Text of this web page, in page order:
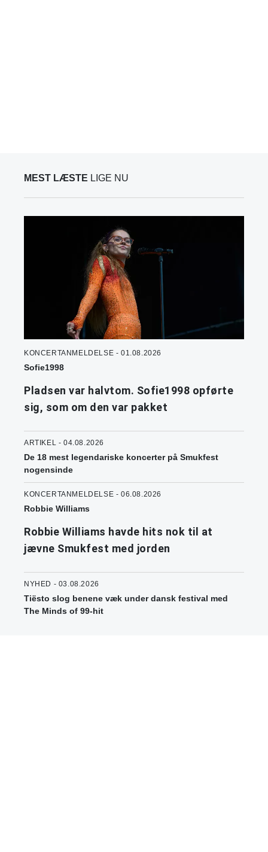
MEST LÆSTE LIGE NU
KONCERTANMELDELSE - 01.08.2026
Sofie1998
Pladsen var halvtom. Sofie1998 opførte
sig, som om den var pakket
ARTIKEL - 04.08.2026
De 18 mest legendariske koncerter på Smukfest
nogensinde
KONCERTANMELDELSE - 06.08.2026
Robbie Williams
Robbie Williams havde hits nok til at
jævne Smukfest med jorden
NYHED - 03.08.2026
Tiësto slog benene væk under dansk festival med
The Minds of 99-hit